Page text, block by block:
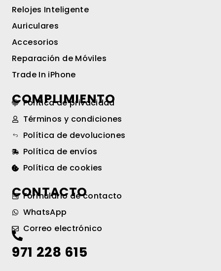
Relojes Inteligente
Auriculares
Accesorios
Reparación de Móviles
Trade In iPhone
COMPLIMIENTO
Política de privacidad
Términos y condiciones
Política de devoluciones
Política de envíos
Política de cookies
CONTACTO
Formulario de contacto
WhatsApp
Correo electrónico
971 228 615